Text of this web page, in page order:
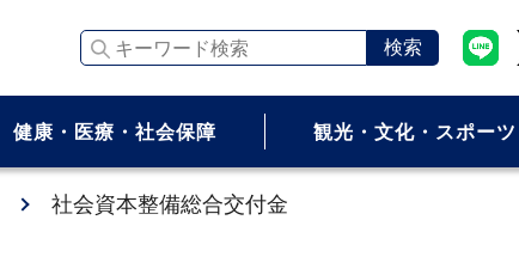
キーワード検索
健康・医療・社会保障 観光・文化・スポーツ
社会資本整備総合交付金